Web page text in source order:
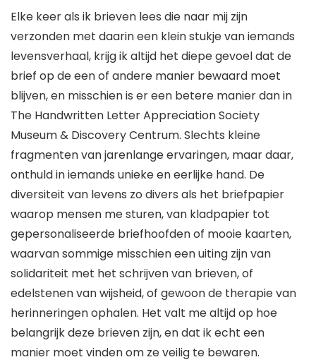
Elke keer als ik brieven lees die naar mij zijn
verzonden met daarin een klein stukje van iemands
levensverhaal, krijg ik altijd het diepe gevoel dat de
brief op de een of andere manier bewaard moet
blijven, en misschien is er een betere manier dan in
The Handwritten Letter Appreciation Society
Museum & Discovery Centrum. Slechts kleine
fragmenten van jarenlange ervaringen, maar daar,
onthuld in iemands unieke en eerlijke hand. De
diversiteit van levens zo divers als het briefpapier
waarop mensen me sturen, van kladpapier tot
gepersonaliseerde briefhoofden of mooie kaarten,
waarvan sommige misschien een uiting zijn van
solidariteit met het schrijven van brieven, of
edelstenen van wijsheid, of gewoon de therapie van
herinneringen ophalen. Het valt me ​​altijd op hoe
belangrijk deze brieven zijn, en dat ik echt een
manier moet vinden om ze veilig te bewaren.